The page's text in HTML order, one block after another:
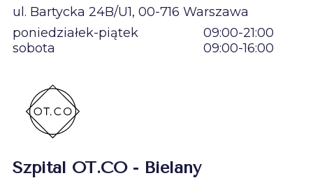
ul. Bartycka 24B/U1, 00-716 Warszawa
poniedziałek-piątek
09:00-21:00
sobota
09:00-16:00
Szpital OT.CO - Bielany